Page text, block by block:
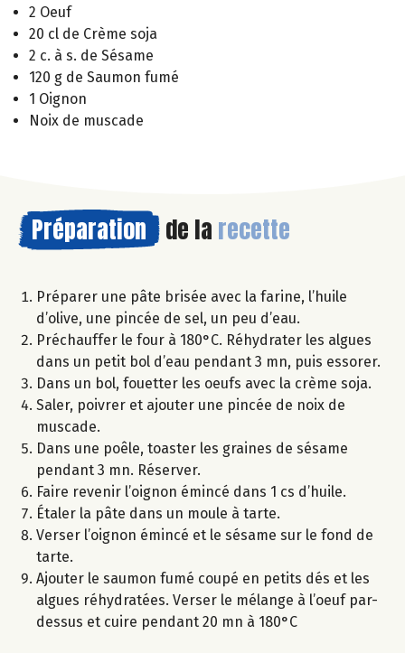
2 Oeuf
20 cl de Crème soja
2 c. à s. de Sésame
120 g de Saumon fumé
1 Oignon
Noix de muscade
Préparation de la recette
Préparer une pâte brisée avec la farine, l’huile
d’olive, une pincée de sel, un peu d’eau.
Préchauffer le four à 180°C. Réhydrater les algues
dans un petit bol d’eau pendant 3 mn, puis essorer.
Dans un bol, fouetter les oeufs avec la crème soja.
Saler, poivrer et ajouter une pincée de noix de
muscade.
Dans une poêle, toaster les graines de sésame
pendant 3 mn. Réserver.
Faire revenir l’oignon émincé dans 1 cs d’huile.
Étaler la pâte dans un moule à tarte.
Verser l’oignon émincé et le sésame sur le fond de
tarte.
Ajouter le saumon fumé coupé en petits dés et les
algues réhydratées. Verser le mélange à l’oeuf par-
dessus et cuire pendant 20 mn à 180°C